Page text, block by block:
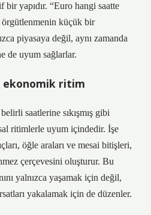
yapıdır. “Euro hangi saatte
küçük bir
piyasaya değil, aynı zamanda
de uyum sağlarlar.
ekonomik ritim
saatlerine sıkışmış gibi
ritimlerle uyum içindedir. İşe
öğle araları ve mesai bitişleri,
çerçevesini oluşturur. Bu
yalnızca yaşamak için değil,
yakalamak için de düzenler.